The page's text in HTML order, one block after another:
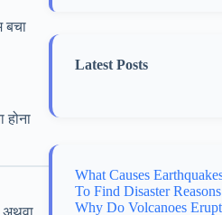
बचा
होना
अथवा
Latest Posts
What Causes
To Find Disaster Reasons
Why Do Volcanoes